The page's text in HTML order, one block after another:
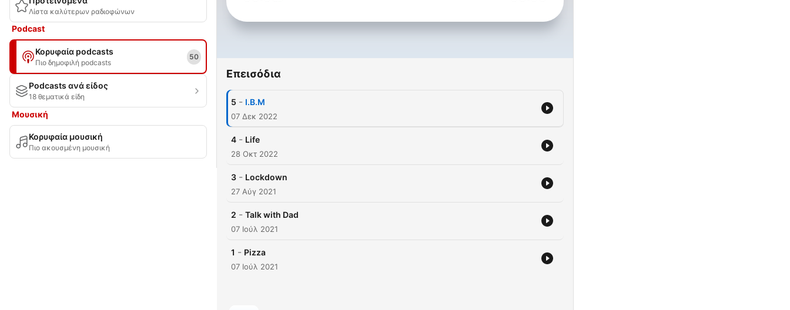
Λίστα καλύτερων ραδιοφώνων
Podcast
Κορυφαία podcasts
Πιο δημοφιλή podcasts
50
Podcasts ανά είδος
18 θεματικά είδη
Μουσική
Κορυφαία μουσική
Πιο ακουσμένη μουσική
Επεισόδια
5 - I.B.M
07 Δεκ 2022
4 - Life
28 Οκτ 2022
3 - Lockdown
27 Αύγ 2021
2 - Talk with Dad
07 Ιούλ 2021
1 - Pizza
07 Ιούλ 2021